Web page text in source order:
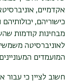
אקדמיים,
כישוריהם,
מבחינות קודמות
לאוניברסיטה
המועמדים
חשוב לציין כי